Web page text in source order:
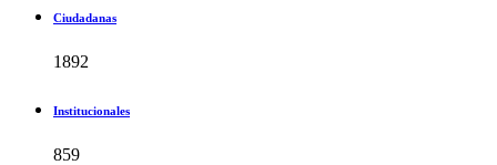
Ciudadanas
1892
Institucionales
859